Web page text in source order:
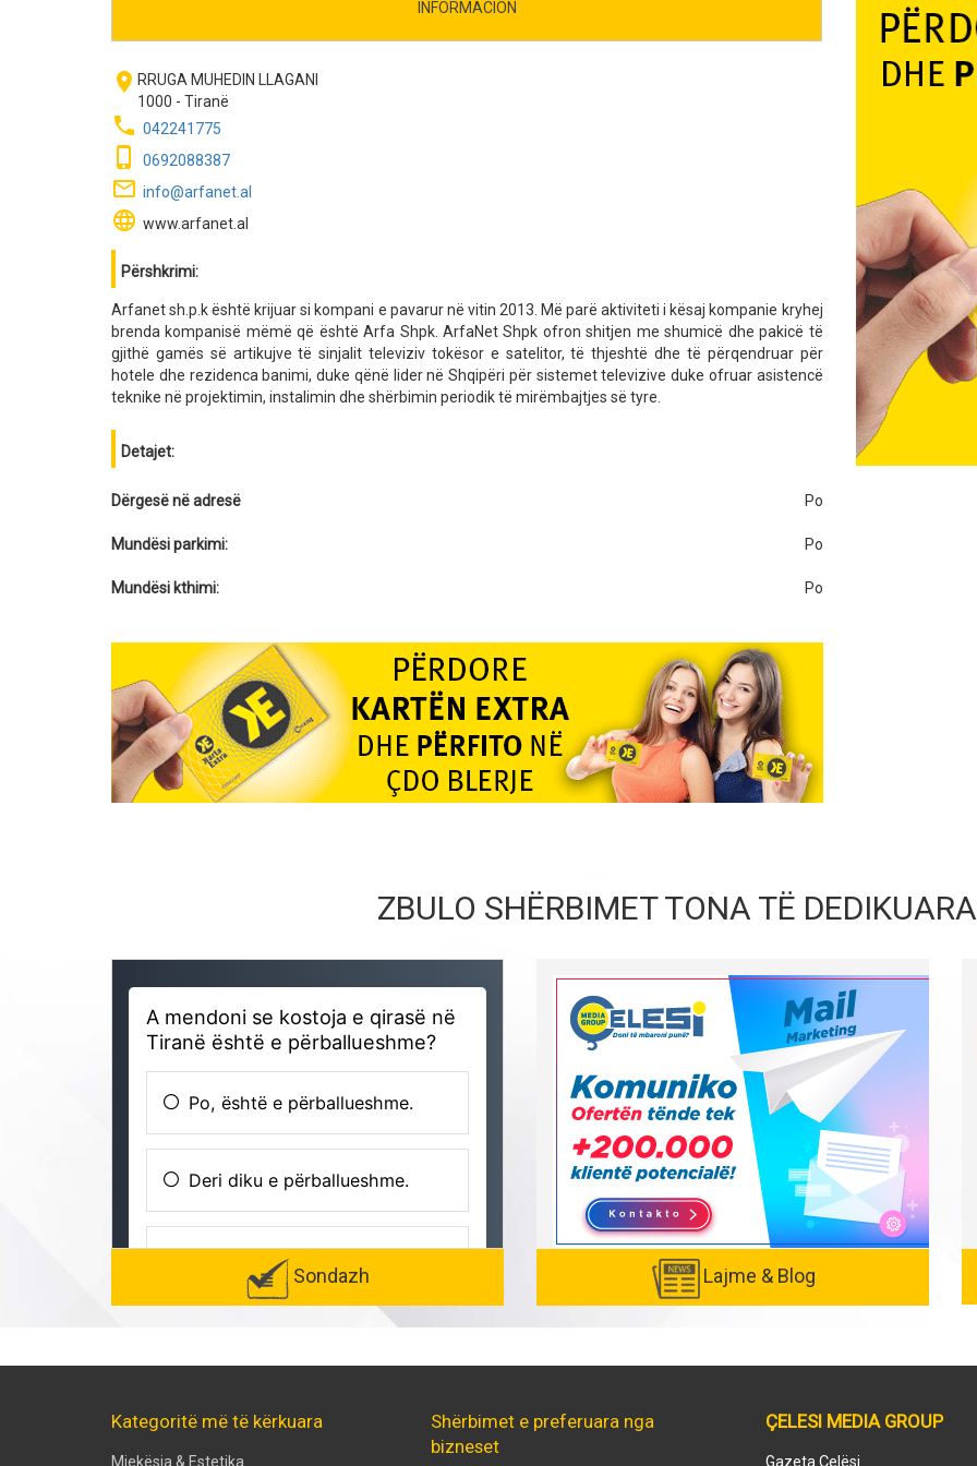
INFORMACION
room RRUGA MUHEDIN LLAGANI
1000 - Tiranë
phone 042241775
phone_iphone 0692088387
mail_outline info@arfanet.al
language www.arfanet.al
Përshkrimi:
Arfanet sh.p.k është krijuar si kompani e pavarur në vitin 2013. Më parë aktiviteti i kësaj kompanie kryhej
brenda kompanisë mëmë që është Arfa Shpk. ArfaNet Shpk ofron shitjen me shumicë dhe pakicë të
gjithë gamës së artikujve të sinjalit televiziv tokësor e satelitor, të thjeshtë dhe të përqendruar për
hotele dhe rezidenca banimi, duke qënë lider në Shqipëri për sistemet televizive duke ofruar asistencë
teknike në projektimin, instalimin dhe shërbimin periodik të mirëmbajtjes së tyre.
Detajet:
Dërgesë në adresë Po
Mundësi parkimi: Po
Mundësi kthimi: Po
ZBULO SHËRBIMET TONA TË
Sondazh Lajme & Blog
Kategoritë më të kërkuara
Mjekësia & Estetika
Shërbimet e preferuara nga
bizneset
ÇELESI MEDIA GROUP
Gazeta Çelësi